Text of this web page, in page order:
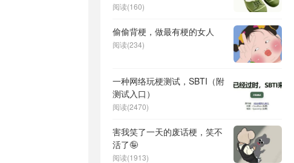
阅读(160)
偷偷背梗，做最有梗的女人
阅读(234)
一种网络玩梗测试，SBTI（附
测试入口）
阅读(2470)
害我笑了一天的废话梗，笑不
活了🤪
阅读(1913)